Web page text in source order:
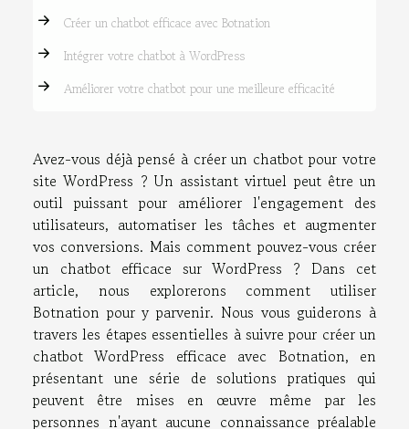
Créer un chatbot efficace avec Botnation
Intégrer votre chatbot à WordPress
Améliorer votre chatbot pour une meilleure efficacité
Avez-vous déjà pensé à créer un chatbot pour votre
site WordPress ? Un assistant virtuel peut être un
outil puissant pour améliorer l'engagement des
utilisateurs, automatiser les tâches et augmenter
vos conversions. Mais comment pouvez-vous créer
un chatbot efficace sur WordPress ? Dans cet
article, nous explorerons comment utiliser
Botnation pour y parvenir. Nous vous guiderons à
travers les étapes essentielles à suivre pour créer un
chatbot WordPress efficace avec Botnation, en
présentant une série de solutions pratiques qui
peuvent être mises en œuvre même par les
personnes n'ayant aucune connaissance préalable